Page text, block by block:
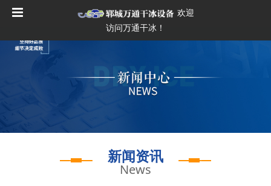
欢迎
访问万通干冰！
新闻资讯
News